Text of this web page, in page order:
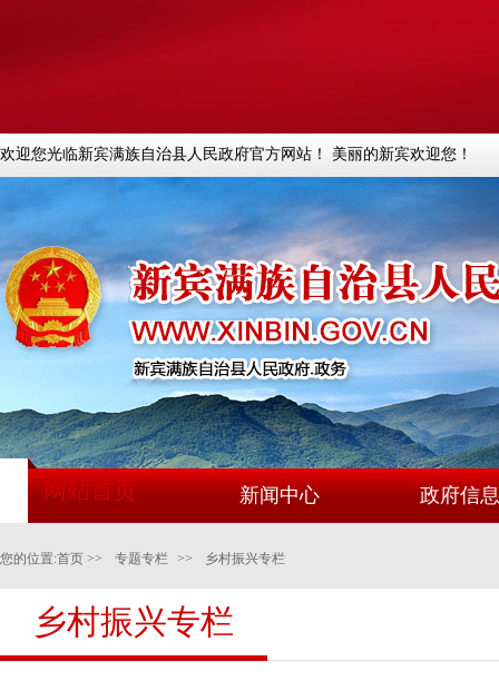
欢迎您光临新宾满族自治县人民政府官方网站！ 美丽的新宾欢迎您！
网站首页 新闻中心 政府信
您的位置:首页 >> 专题专栏 >> 乡村振兴专栏
乡村振兴专栏